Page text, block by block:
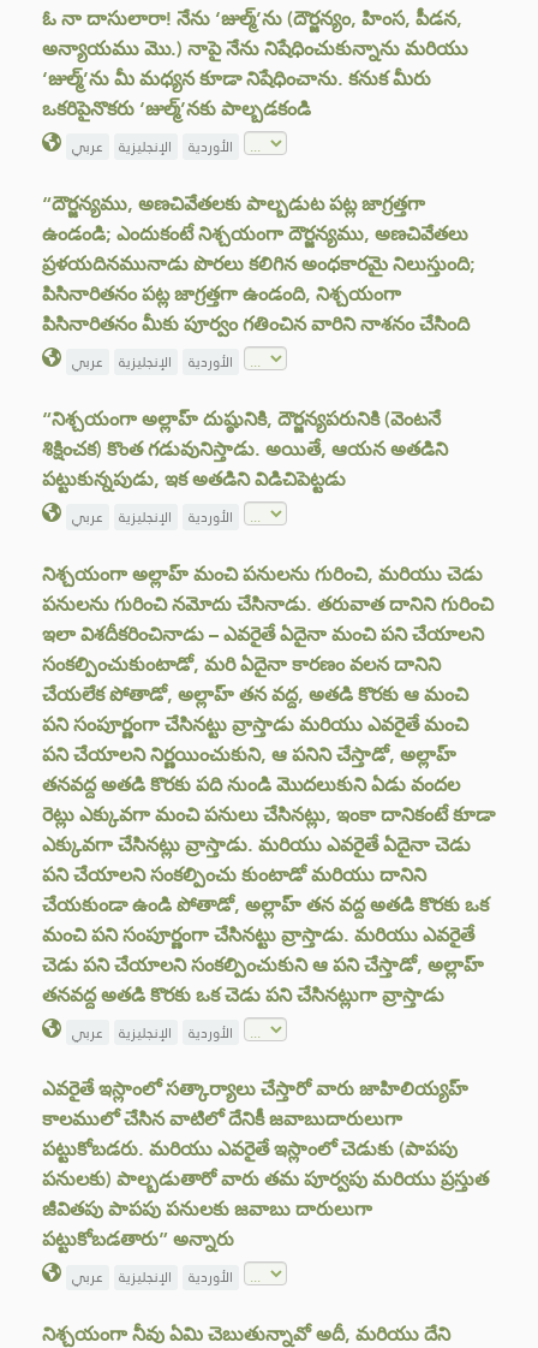
ఓ నా దాసులారా! నేను ‘జుల్మ్’ను (దౌర్జన్యం, హింస, పీడన,
అన్యాయము మొ.) నాపై నేను నిషేధించుకున్నాను మరియు
‘జుల్మ్’ను మీ మధ్యన కూడా నిషేధించాను. కనుక మీరు
ఒకరిపైనొకరు ‘జుల్మ్’నకు పాల్బడకండి
عربي الإنجليزية الأوردية
“దౌర్జన్యము, అణచివేతలకు పాల్బడుట పట్ల జాగ్రత్తగా
ఉండండి; ఎందుకంటే నిశ్చయంగా దౌర్జన్యము, అణచివేతలు
ప్రళయదినమునాడు పొరలు కలిగిన అంధకారమై నిలుస్తుంది;
పిసినారితనం పట్ల జాగ్రత్తగా ఉండంది, నిశ్చయంగా
పిసినారితనం మీకు పూర్వం గతించిన వారిని నాశనం చేసింది
عربي الإنجليزية الأوردية
“నిశ్చయంగా అల్లాహ్ దుష్ఠునికి, దౌర్జన్యపరునికి (వెంటనే
శిక్షించక) కొంత గడువునిస్తాడు. అయితే, ఆయన అతడిని
పట్టుకున్నపుడు, ఇక అతడిని విడిచిపెట్టడు
عربي الإنجليزية الأوردية
నిశ్చయంగా అల్లాహ్ మంచి పనులను గురించి, మరియు చెడు
పనులను గురించి నమోదు చేసినాడు. తరువాత దానిని గురించి
ఇలా విశదీకరించినాడు – ఎవరైతే ఏదైనా మంచి పని చేయాలని
సంకల్పించుకుంటాడో, మరి ఏదైనా కారణం వలన దానిని
చేయలేక పోతాడో, అల్లాహ్ తన వద్ద, అతడి కొరకు ఆ మంచి
పని సంపూర్ణంగా చేసినట్టు వ్రాస్తాడు మరియు ఎవరైతే మంచి
పని చేయాలని నిర్ణయించుకుని, ఆ పనిని చేస్తాడో, అల్లాహ్
తనవద్ద అతడి కొరకు పది నుండి మొదలుకుని ఏడు వందల
రెట్లు ఎక్కువగా మంచి పనులు చేసినట్లు, ఇంకా దానికంటే కూడా
ఎక్కువగా చేసినట్లు వ్రాస్తాడు. మరియు ఎవరైతే ఏదైనా చెడు
పని చేయాలని సంకల్పించు కుంటాడో మరియు దానిని
చేయకుండా ఉండి పోతాడో, అల్లాహ్ తన వద్ద అతడి కొరకు ఒక
మంచి పని సంపూర్ణంగా చేసినట్టు వ్రాస్తాడు. మరియు ఎవరైతే
చెడు పని చేయాలని సంకల్పించుకుని ఆ పని చేస్తాడో, అల్లాహ్
తనవద్ద అతడి కొరకు ఒక చెడు పని చేసినట్లుగా వ్రాస్తాడు
عربي الإنجليزية الأوردية
ఎవరైతే ఇస్లాంలో సత్కార్యాలు చేస్తారో వారు జాహిలియ్యహ్
కాలములో చేసిన వాటిలో దేనికీ జవాబుదారులుగా
పట్టుకోబడరు. మరియు ఎవరైతే ఇస్లాంలో చెడుకు (పాపపు
పనులకు) పాల్బడుతారో వారు తమ పూర్వపు మరియు ప్రస్తుత
జీవితపు పాపపు పనులకు జవాబు దారులుగా
పట్టుకోబడతారు” అన్నారు
عربي الإنجليزية الأوردية
నిశ్చయంగా నీవు ఏమి చెబుతున్నావో అదీ, మరియు దేని